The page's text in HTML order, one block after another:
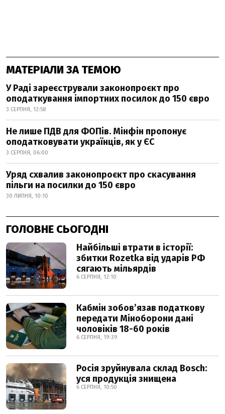
МАТЕРІАЛИ ЗА ТЕМОЮ
У Раді зареєстрували законопроєкт про
оподаткування імпортних посилок до 150 євро
3 СЕРПНЯ, 12:58
Не лише ПДВ для ФОПів. Мінфін пропонує
оподатковувати українців, як у ЄС
3 СЕРПНЯ, 06:00
Уряд схвалив законопроєкт про скасування
пільги на посилки до 150 євро
30 ЛИПНЯ, 10:10
ГОЛОВНЕ СЬОГОДНІ
Найбільші втрати в історії:
збитки Rozetka від ударів РФ
сягають мільярдів
6 СЕРПНЯ, 12:10
Кабмін зобовʼязав податкову
передати Міноборони дані
чоловіків 18-60 років
6 СЕРПНЯ, 19:39
Росія зруйнувала склад Bosch:
уся продукція знищена
6 СЕРПНЯ, 10:50